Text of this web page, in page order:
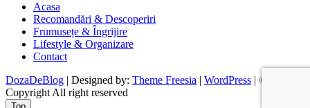
Acasa
Recomandări & Descoperiri
Frumusețe & Îngrijire
Lifestyle & Organizare
Contact
DozaDeBlog | Designed by: Theme Freesia | WordPress | ©
Copyright All right reserved